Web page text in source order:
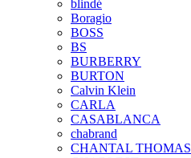
blindé
Boragio
BOSS
BS
BURBERRY
BURTON
Calvin Klein
CARLA
CASABLANCA
chabrand
CHANTAL THOMAS